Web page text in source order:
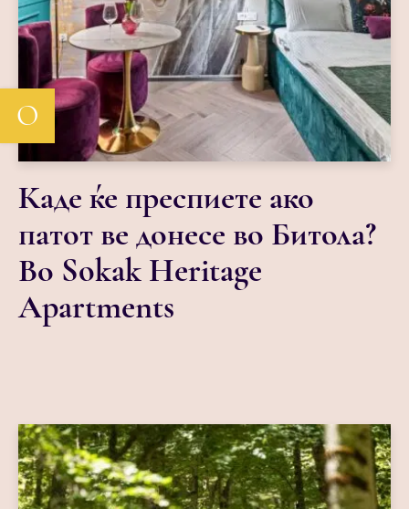
О
Каде ќе преспиете ако
патот ве донесе во Битола?
Во Sokak Heritage
Apartments